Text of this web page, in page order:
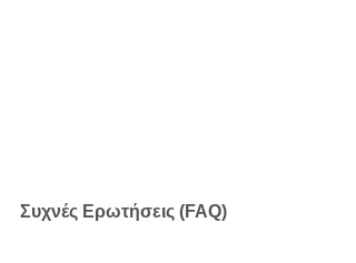
Συχνές Ερωτήσεις (FAQ)